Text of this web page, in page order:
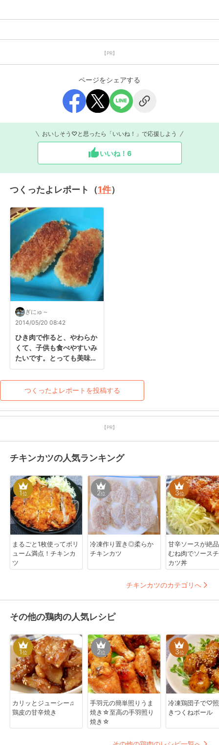
【PR】
ページをシェアする
おいしそう♡と思ったら「いいね！」で応援しよう
いいね！ 6
つくったよレポート（1件）
ぎにゅ～
2014/05/20 08:42
ひき肉で作ると、やわらか
くて、子供も食べやすいみ
たいです。とっても美味し
でしたぁ(*^^*)
つくったよレポートを投稿する
【PR】
チキンカツの人気ランキング
1位
まるごと1枚使ってボリ
ューム満点！チキンカ
ツ
2位
冷凍作り置き◎柔らか
チキンカツ
3位
甘辛ソースが絶
むね肉でソース
カツ丼
チキンカツのカテゴリへ
その他の鶏肉の人気レシピ
1位
カリッとジューシー♫
鶏皮の甘辛焼き
2位
手羽元の簡単照りうま
焼き☆至高の手羽照り
焼き☆
3位
冷凍鶏団子で♡
きつくねボール